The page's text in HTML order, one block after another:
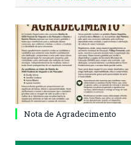
Nota de Agradecimento